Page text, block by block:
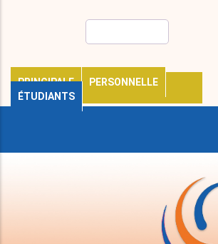
PRINCIPALE
PERSONNELLE
ÉTUDIANTS